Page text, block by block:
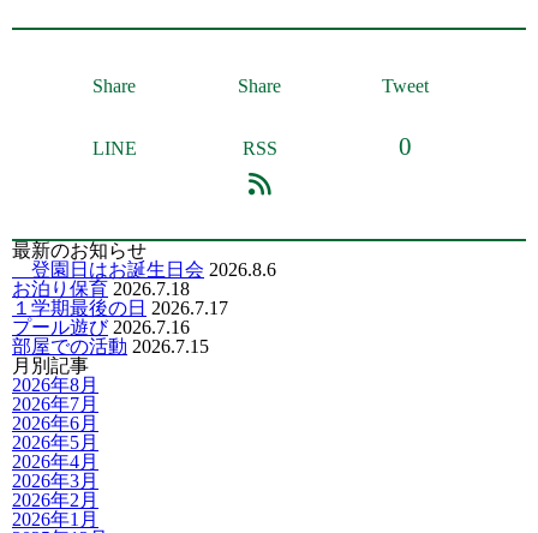
Share Share Tweet
LINE RSS 0
最新のお知らせ
登園日はお誕生日会 2026.8.6
お泊り保育 2026.7.18
１学期最後の日 2026.7.17
プール遊び 2026.7.16
部屋での活動 2026.7.15
月別記事
2026年8月
2026年7月
2026年6月
2026年5月
2026年4月
2026年3月
2026年2月
2026年1月